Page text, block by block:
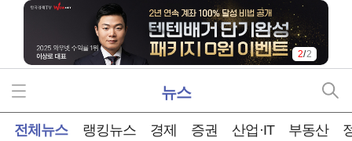
2/2
뉴스
전체뉴스 랭킹뉴스 경제 증권 산업·IT 부동산